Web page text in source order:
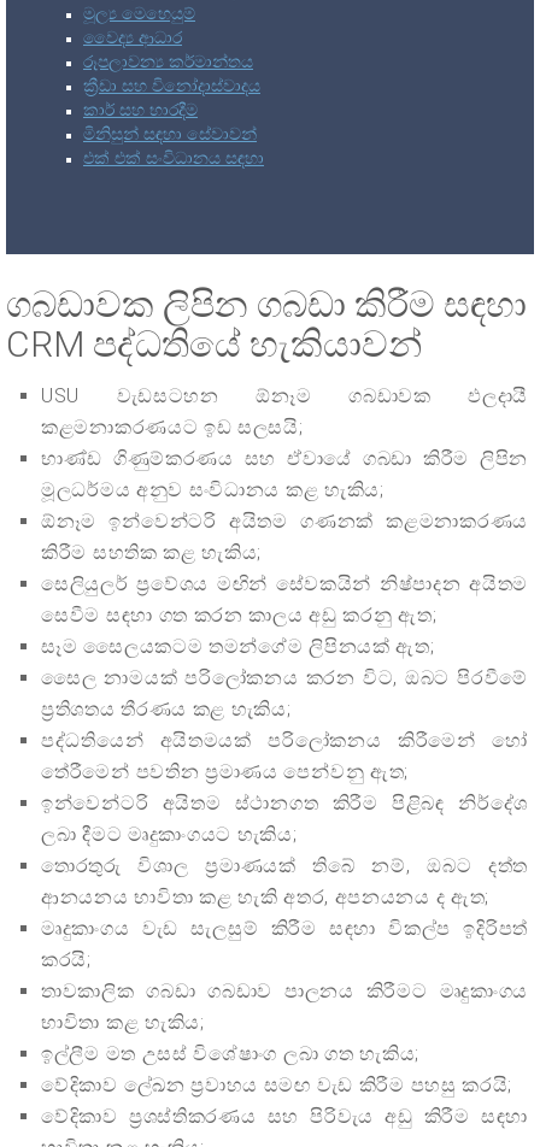
මූල්‍ය මෙහෙයුම්
වෛද්‍ය ආධාර
රූපලාවන්‍ය කර්මාන්තය
ක්‍රීඩා සහ විනෝදාස්වාදය
කාර් සහ භාරදීම
මිනිසුන් සඳහා සේවාවන්
එක් එක් සංවිධානය සඳහා
ගබඩාවක ලිපින ගබඩා කිරීම සඳහා
CRM පද්ධතියේ හැකියාවන්
USU වැඩසටහන ඕනෑම ගබඩාවක ඵලදායී
කළමනාකරණයට ඉඩ සලසයි;
භාණ්ඩ ගිණුම්කරණය සහ ඒවායේ ගබඩා කිරීම ලිපින
මූලධර්මය අනුව සංවිධානය කළ හැකිය;
ඕනෑම ඉන්වෙන්ටරි අයිතම ගණනක් කළමනාකරණය
කිරීම සහතික කළ හැකිය;
සෙලියුලර් ප්‍රවේශය මඟින් සේවකයින් නිෂ්පාදන අයිතම
සෙවීම සඳහා ගත කරන කාලය අඩු කරනු ඇත;
සෑම සෛලයකටම තමන්ගේම ලිපිනයක් ඇත;
සෛල නාමයක් පරිලෝකනය කරන විට, ඔබට පිරවීමේ
ප්‍රතිශතය තීරණය කළ හැකිය;
පද්ධතියෙන් අයිතමයක් පරිලෝකනය කිරීමෙන් හෝ
තේරීමෙන් පවතින ප්‍රමාණය පෙන්වනු ඇත;
ඉන්වෙන්ටරි අයිතම ස්ථානගත කිරීම පිළිබඳ නිර්දේශ
ලබා දීමට මෘදුකාංගයට හැකිය;
තොරතුරු විශාල ප්‍රමාණයක් තිබේ නම්, ඔබට දත්ත
ආනයනය භාවිතා කළ හැකි අතර, අපනයනය ද ඇත;
මෘදුකාංගය වැඩ සැලසුම් කිරීම සඳහා විකල්ප ඉදිරිපත්
කරයි;
තාවකාලික ගබඩා ගබඩාව පාලනය කිරීමට මෘදුකාංගය
භාවිතා කළ හැකිය;
ඉල්ලීම මත උසස් විශේෂාංග ලබා ගත හැකිය;
වේදිකාව ලේඛන ප්‍රවාහය සමඟ වැඩ කිරීම පහසු කරයි;
වේදිකාව ප්‍රශස්තිකරණය සහ පිරිවැය අඩු කිරීම සඳහා